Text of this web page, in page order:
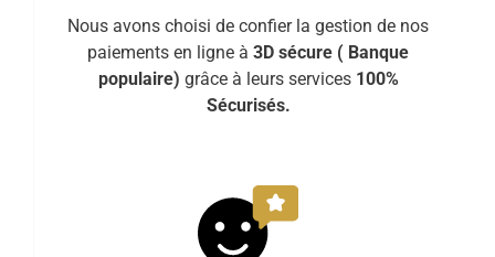
Nous avons choisi de confier la gestion de nos
paiements en ligne à 3D sécure ( Banque
populaire) grâce à leurs services 100%
Sécurisés.